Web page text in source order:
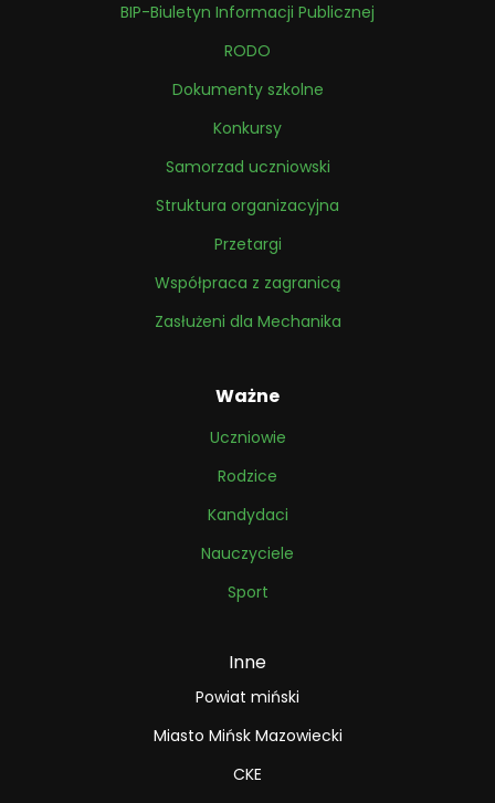
BIP-Biuletyn Informacji Publicznej
RODO
Dokumenty szkolne
Konkursy
Samorzad uczniowski
Struktura organizacyjna
Przetargi
Współpraca z zagranicą
Zasłużeni dla Mechanika
Ważne
Uczniowie
Rodzice
Kandydaci
Nauczyciele
Sport
Inne
Powiat miński
Miasto Mińsk Mazowiecki
CKE